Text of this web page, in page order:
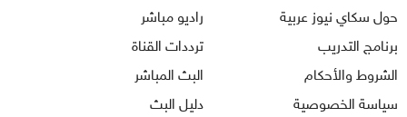
حول سكاي نيوز عربية
برنامج التدريب
الشروط والأحكام
سياسة الخصوصية
راديو مباشر
ترددات القناة
البث المباشر
دليل البث